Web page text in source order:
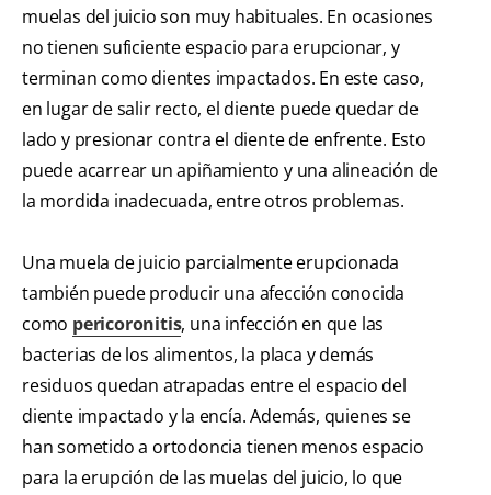
muelas del juicio son muy habituales. En ocasiones
no tienen suficiente espacio para erupcionar, y
terminan como dientes impactados. En este caso,
en lugar de salir recto, el diente puede quedar de
lado y presionar contra el diente de enfrente. Esto
puede acarrear un apiñamiento y una alineación de
la mordida inadecuada, entre otros problemas.
Una muela de juicio parcialmente erupcionada
también puede producir una afección conocida
como pericoronitis, una infección en que las
bacterias de los alimentos, la placa y demás
residuos quedan atrapadas entre el espacio del
diente impactado y la encía. Además, quienes se
han sometido a ortodoncia tienen menos espacio
para la erupción de las muelas del juicio, lo que